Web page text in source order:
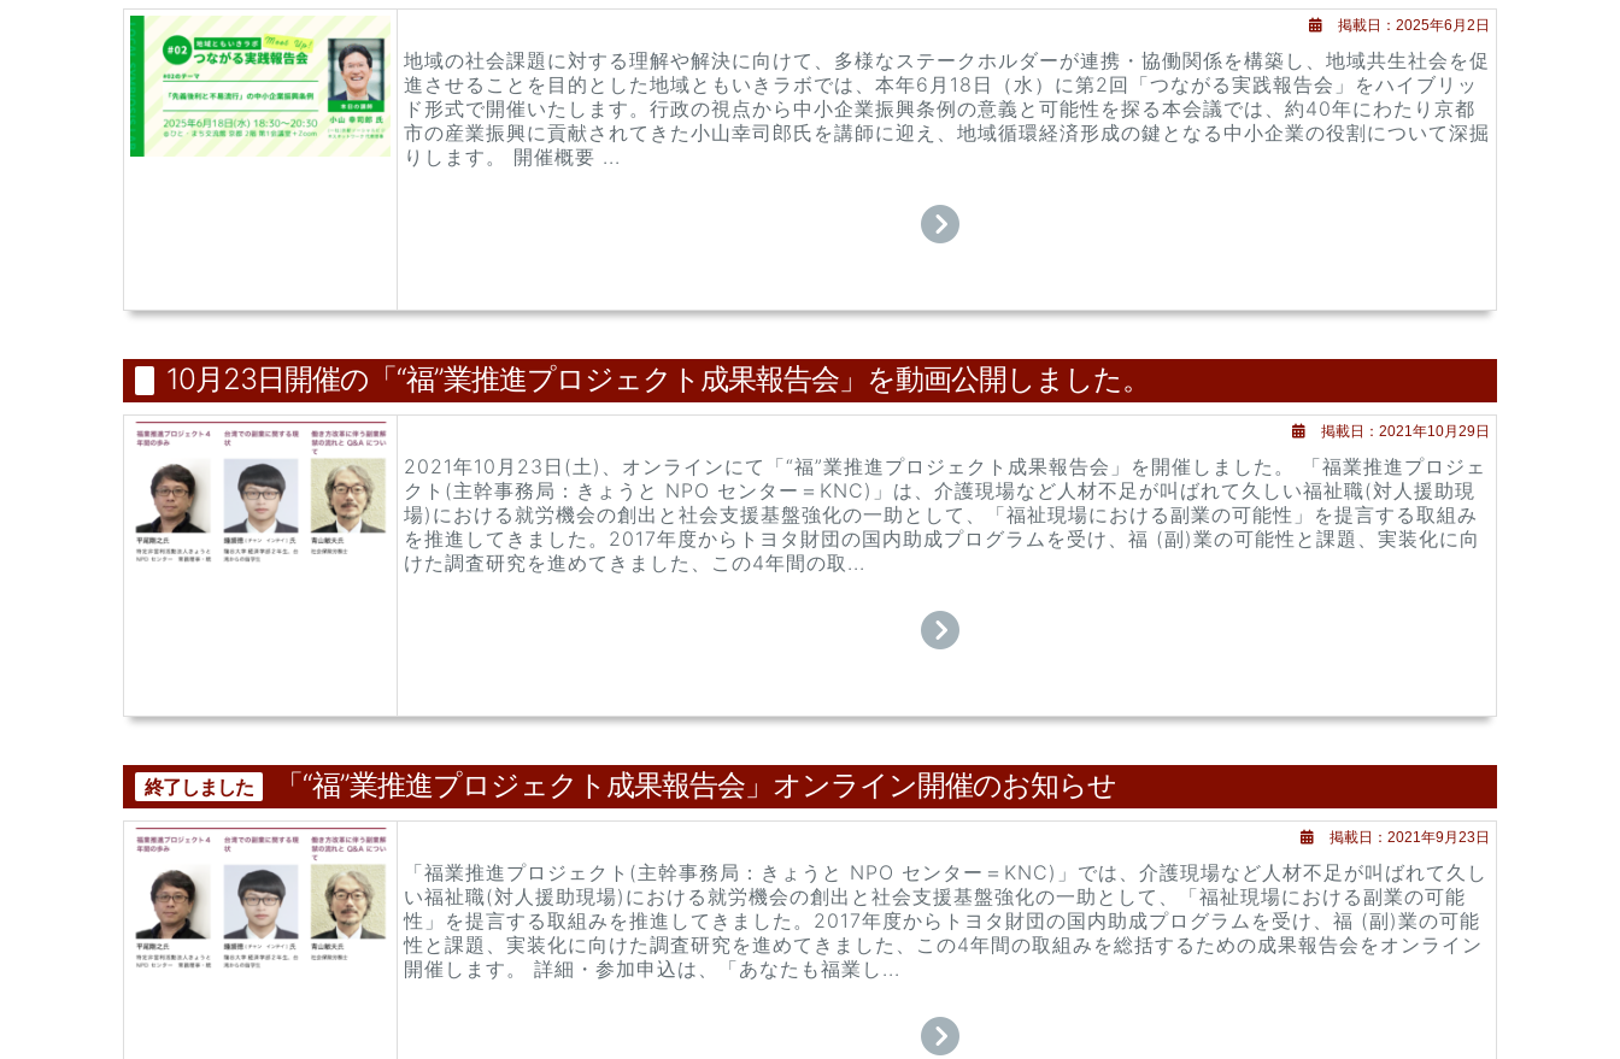
掲載日：2025年6月2日
地域の社会課題に対する理解や解決に向けて、多様なステークホルダーが連携・協働関係を構築し、地域共生社会を促
進させることを目的とした地域ともいきラボでは、本年6月18日（水）に第2回「つながる実践報告会」をハイブリッ
ド形式で開催いたします。行政の視点から中小企業振興条例の意義と可能性を探る本会議では、約40年にわたり京都
市の産業振興に貢献されてきた小山幸司郎氏を講師に迎え、地域循環経済形成の鍵となる中小企業の役割について深掘
りします。 開催概要 ...
10月23日開催の「“福”業推進プロジェクト成果報告会」を動画公開しました。
掲載日：2021年10月29日
2021年10月23日(土)、オンラインにて「“福”業推進プロジェクト成果報告会」を開催しました。 「福業推進プロジェ
クト(主幹事務局：きょうと NPO センター＝KNC)」は、介護現場など人材不足が叫ばれて久しい福祉職(対人援助現
場)における就労機会の創出と社会支援基盤強化の一助として、「福祉現場における副業の可能性」を提言する取組み
を推進してきました。2017年度からトヨタ財団の国内助成プログラムを受け、福 (副)業の可能性と課題、実装化に向
けた調査研究を進めてきました、この4年間の取...
終了しました 「“福”業推進プロジェクト成果報告会」オンライン開催のお知らせ
掲載日：2021年9月23日
「福業推進プロジェクト(主幹事務局：きょうと NPO センター＝KNC)」では、介護現場など人材不足が叫ばれて久し
い福祉職(対人援助現場)における就労機会の創出と社会支援基盤強化の一助として、「福祉現場における副業の可能
性」を提言する取組みを推進してきました。2017年度からトヨタ財団の国内助成プログラムを受け、福 (副)業の可能
性と課題、実装化に向けた調査研究を進めてきました、この4年間の取組みを総括するための成果報告会をオンライン
開催します。 詳細・参加申込は、「あなたも福業し...